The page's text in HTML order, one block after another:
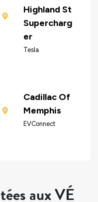
Highland St
Supercharg
er
Tesla
Cadillac Of
Memphis
EVConnect
aux VÉ